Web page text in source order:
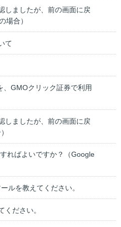
しましたが、前の画面に戻
場合）
て
GMOクリック証券で利用
しましたが、前の画面に戻
ればよいですか？（Google
ルを教えてください。
ください。